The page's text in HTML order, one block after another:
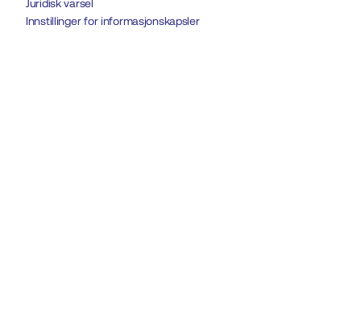
Juridisk varsel
Innstillinger for informasjonskapsler